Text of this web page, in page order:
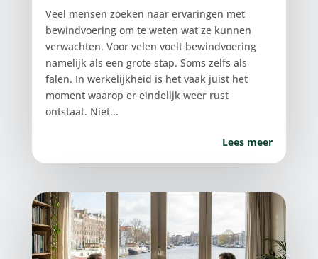
Veel mensen zoeken naar ervaringen met
bewindvoering om te weten wat ze kunnen
verwachten. Voor velen voelt bewindvoering
namelijk als een grote stap. Soms zelfs als
falen. In werkelijkheid is het vaak juist het
moment waarop er eindelijk weer rust
ontstaat. Niet...
Lees meer